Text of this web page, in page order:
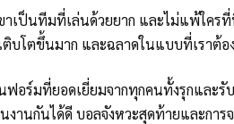
าเป็นทีมที่เล่นด้วยยาก และไม่แพ้ใคร
บโตขึ้นมาก และฉลาดในแบบที่เราต้อ
ฟอร์มที่ยอดเยี่ยมจากทุกคนทั้งรุกและรั
งานกันได้ดี บอลจังหวะสุดท้ายและกา